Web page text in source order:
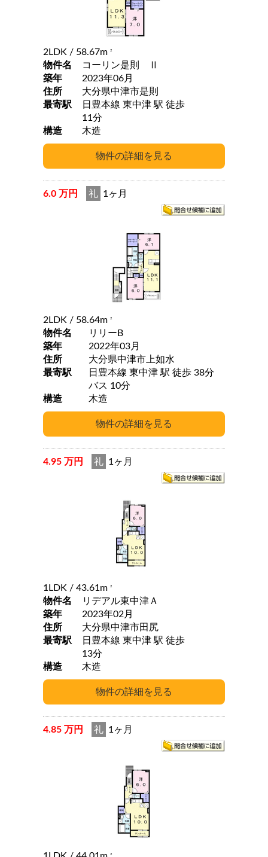
2LDK / 58.67m 2
物件名
コーリン是則 Ⅱ
築年
2023年06月
住所
大分県中津市是則
最寄駅
日豊本線 東中津 駅 徒歩
11分
構造
木造
6.0 万円 礼 1ヶ月
2LDK / 58.64m 2
物件名
リリーB
築年
2022年03月
住所
大分県中津市上如水
最寄駅
日豊本線 東中津 駅 徒歩 38分
バス 10分
構造
木造
4.95 万円 礼 1ヶ月
1LDK / 43.61m 2
物件名
リデアル東中津Ａ
築年
2023年02月
住所
大分県中津市田尻
最寄駅
日豊本線 東中津 駅 徒歩
13分
構造
木造
4.85 万円 礼 1ヶ月
2